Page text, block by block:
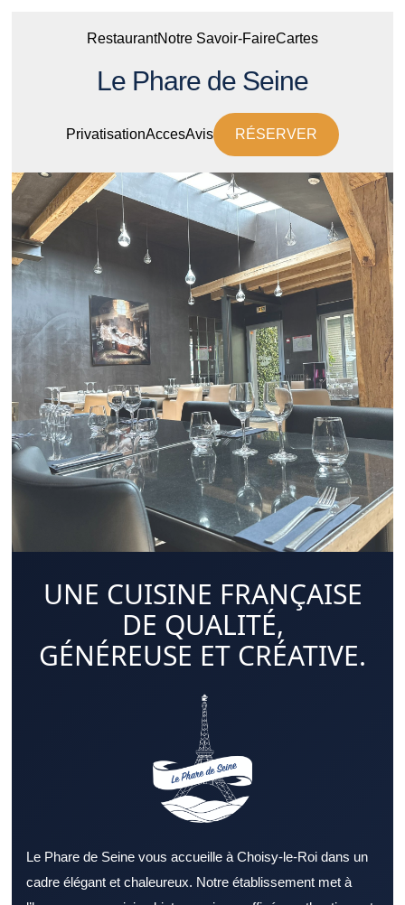
RestaurantNotre Savoir-FaireCartes
Le Phare de Seine
PrivatisationAccesAvis RÉSERVER
UNE CUISINE FRANÇAISE
DE QUALITÉ,
GÉNÉREUSE ET CRÉATIVE.
Le Phare de Seine vous accueille à Choisy-le-Roi dans un
cadre élégant et chaleureux. Notre établissement met à